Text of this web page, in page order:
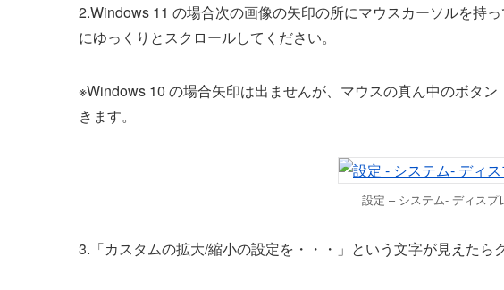
2.Windows 11 の場合次の画像の矢印の所にマウスカーソルを持
にゆっくりとスクロールしてください。
※Windows 10 の場合矢印は出ませんが、マウスの真ん中のボタ
きます。
設定 – システム- ディスプ
3.「カスタムの拡大/縮小の設定を・・・」という文字が見えたら